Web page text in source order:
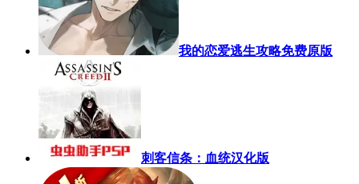
我的恋爱逃生攻略免费原版
刺客信条：血统汉化版